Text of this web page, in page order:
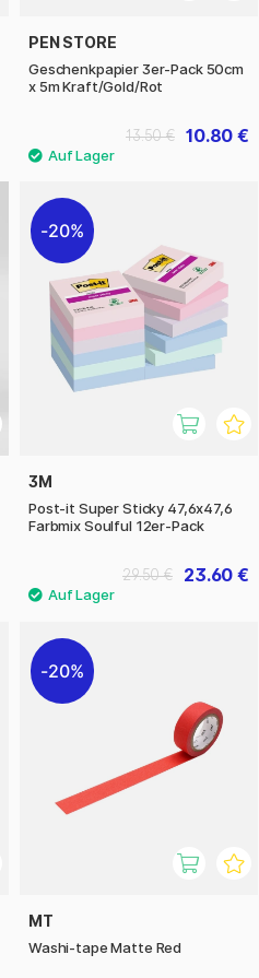
PEN STORE
Geschenkpapier 3er-Pack 50cm
x 5m Kraft/Gold/Rot
10.80 €
13.50 €
20%
3M
Post-it Super Sticky 47,6x47,6
Farbmix Soulful 12er-Pack
23.60 €
29.50 €
20%
MT
Washi-tape Matte Red